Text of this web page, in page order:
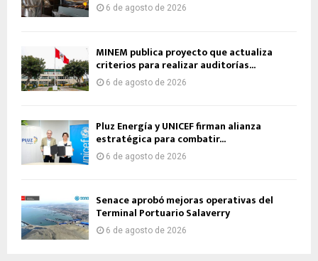
6 de agosto de 2026
MINEM publica proyecto que actualiza
criterios para realizar auditorías...
6 de agosto de 2026
Pluz Energía y UNICEF firman alianza
estratégica para combatir...
6 de agosto de 2026
Senace aprobó mejoras operativas del
Terminal Portuario Salaverry
6 de agosto de 2026